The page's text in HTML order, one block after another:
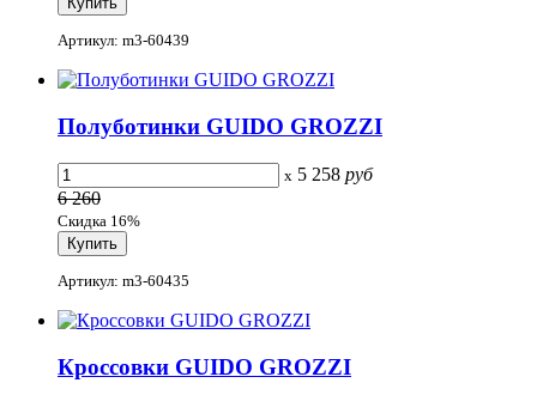
Артикул: m3-60439
Полуботинки GUIDO GROZZI
x 5 258 руб
6 260
Скидка 16%
Артикул: m3-60435
Кроссовки GUIDO GROZZI